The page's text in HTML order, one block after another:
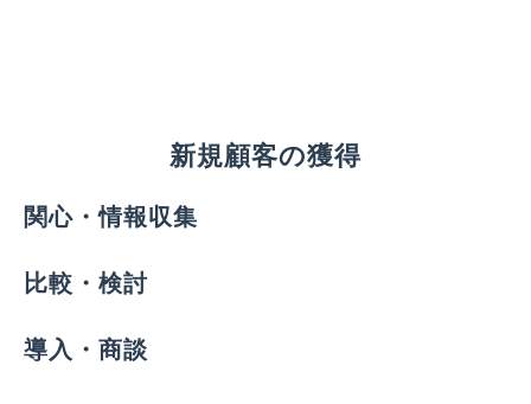
新規顧客の獲得
関心・情報収集
比較・検討
導入・商談